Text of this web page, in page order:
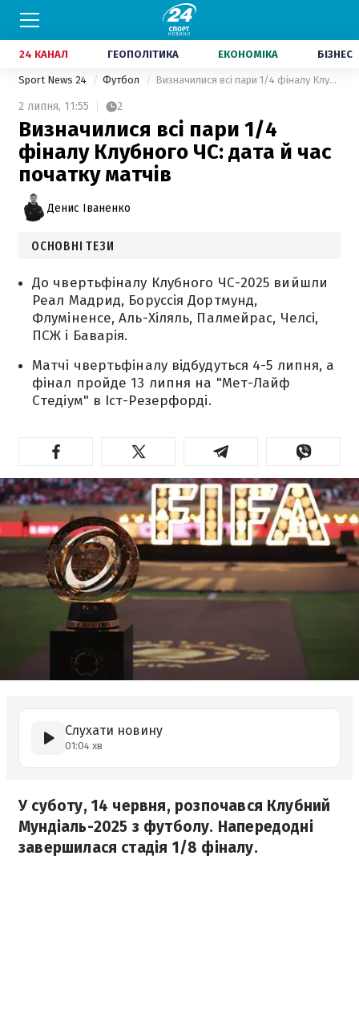
24 КАНАЛ ГЕОПОЛІТИКА ЕКОНОМІКА БІЗНЕС
Sport News 24 Футбол Визначилися всі пари 1/4 фіналу Клубного ЧС: дата й час початку матчів
2 липня, 11:55 2
Визначилися всі пари 1/4
фіналу Клубного ЧС: дата й час
початку матчів
Денис Іваненко
ОСНОВНІ ТЕЗИ
До чвертьфіналу Клубного ЧС-2025 вийшли
Реал Мадрид, Боруссія Дортмунд,
Флуміненсе, Аль-Хіляль, Палмейрас, Челсі,
ПСЖ і Баварія.
Матчі чвертьфіналу відбудуться 4-5 липня, а
фінал пройде 13 липня на "Мет-Лайф
Стедіум" в Іст-Резерфорді.
Слухати новину
01:04 хв
У суботу, 14 червня, розпочався Клубний
Мундіаль-2025 з футболу. Напередодні
завершилася стадія 1/8 фіналу.